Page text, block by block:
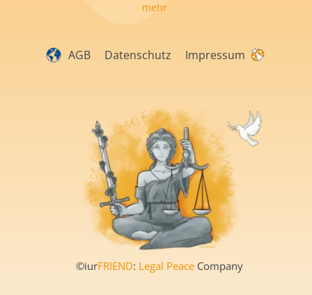
mehr
AGB Datenschutz Impressum
©iurFRIEND: Legal Peace Company